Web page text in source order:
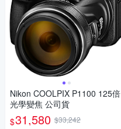
Nikon COOLPIX P1100 125倍
光學變焦 公司貨
$31,580 $33,242